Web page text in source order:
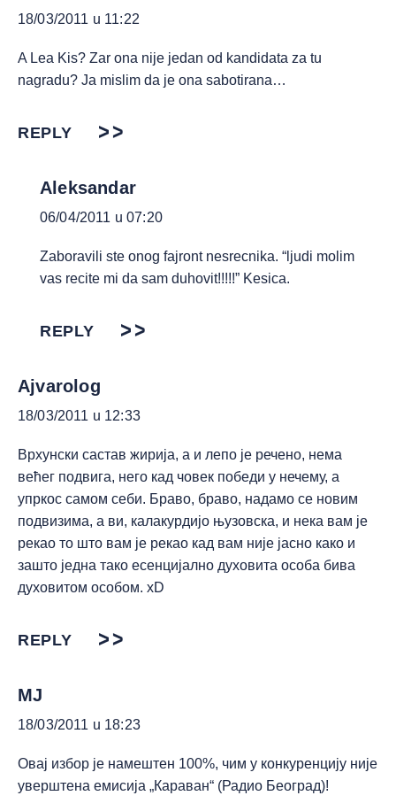
18/03/2011 u 11:22
A Lea Kis? Zar ona nije jedan od kandidata za tu
nagradu? Ja mislim da je ona sabotirana…
REPLY
Aleksandar
06/04/2011 u 07:20
Zaboravili ste onog fajront nesrecnika. “ljudi molim
vas recite mi da sam duhovit!!!!!” Kesica.
REPLY
Ajvarolog
18/03/2011 u 12:33
Врхунски састав жирија, а и лепо је речено, нема
већег подвига, него кад човек победи у нечему, а
упркос самом себи. Браво, браво, надамо се новим
подвизима, а ви, калакурдијо њузовска, и нека вам је
рекао то што вам је рекао кад вам није јасно како и
зашто једна тако есенцијално духовита особа бива
духовитом особом. xD
REPLY
MJ
18/03/2011 u 18:23
Овај избор је намештен 100%, чим у конкуренцију није
уверштена емисија „Караван“ (Радио Београд)!